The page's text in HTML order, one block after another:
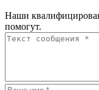
Наши
помогут.